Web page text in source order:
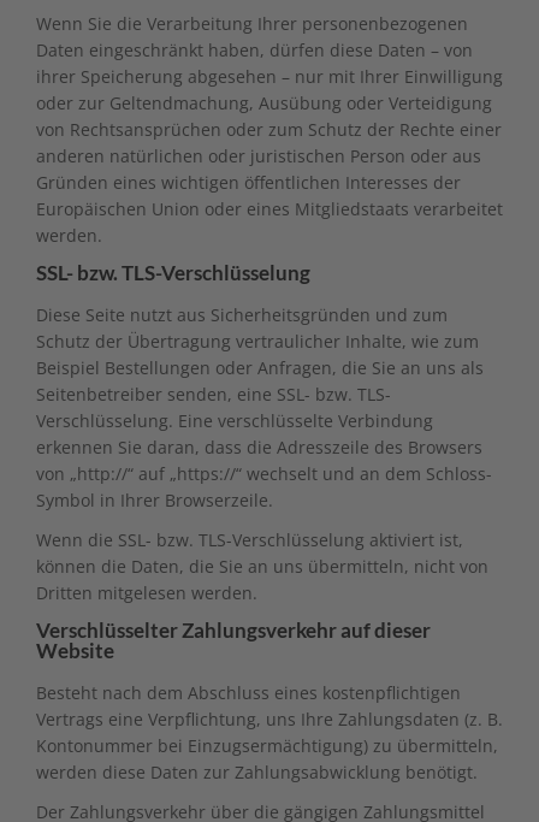
Wenn Sie die Verarbeitung Ihrer personenbezogenen
Daten eingeschränkt haben, dürfen diese Daten – von
ihrer Speicherung abgesehen – nur mit Ihrer Einwilligung
oder zur Geltendmachung, Ausübung oder Verteidigung
von Rechtsansprüchen oder zum Schutz der Rechte einer
anderen natürlichen oder juristischen Person oder aus
Gründen eines wichtigen öffentlichen Interesses der
Europäischen Union oder eines Mitgliedstaats verarbeitet
werden.
SSL- bzw. TLS-Verschlüsselung
Diese Seite nutzt aus Sicherheitsgründen und zum
Schutz der Übertragung vertraulicher Inhalte, wie zum
Beispiel Bestellungen oder Anfragen, die Sie an uns als
Seitenbetreiber senden, eine SSL- bzw. TLS-
Verschlüsselung. Eine verschlüsselte Verbindung
erkennen Sie daran, dass die Adresszeile des Browsers
von „http://“ auf „https://“ wechselt und an dem Schloss-
Symbol in Ihrer Browserzeile.
Wenn die SSL- bzw. TLS-Verschlüsselung aktiviert ist,
können die Daten, die Sie an uns übermitteln, nicht von
Dritten mitgelesen werden.
Verschlüsselter Zahlungsverkehr auf dieser
Website
Besteht nach dem Abschluss eines kostenpflichtigen
Vertrags eine Verpflichtung, uns Ihre Zahlungsdaten (z. B.
Kontonummer bei Einzugsermächtigung) zu übermitteln,
werden diese Daten zur Zahlungsabwicklung benötigt.
Der Zahlungsverkehr über die gängigen Zahlungsmittel